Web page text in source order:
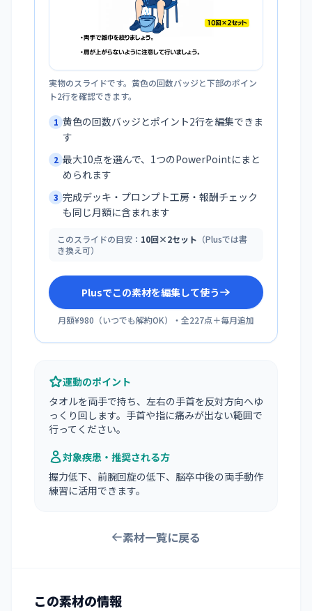
実物のスライドです。黄色の回数バッジと下部のポイン
ト2行を確認できます。
1 黄色の回数バッジとポイント2行を編集できま
す
2 最大10点を選んで、1つのPowerPointにまと
められます
3 完成デッキ・プロンプト工房・報酬チェック
も同じ月額に含まれます
このスライドの目安： 10回×2セット （Plusでは書
き換え可）
Plusでこの素材を編集して使う
月額¥980 （いつでも解約OK）・全227点＋毎月追加
運動のポイント
タオルを両手で持ち、左右の手首を反対方向へゆ
っくり回します。手首や指に痛みが出ない範囲で
行ってください。
対象疾患・推奨される方
握力低下、前腕回旋の低下、脳卒中後の両手動作
練習に活用できます。
素材一覧に戻る
この素材の情報